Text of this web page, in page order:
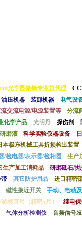
光学显微镜专业总代理
油压机器 装卸机器 电气设
交流电源/电源装置等 分流
化学产品 光明丹 探伤剂
磨液 科学实验仪器设备
本极东机械工具折损检出装置
/检电器/表示器/检相器 生产
生产加工消耗品 研磨砥石/
带 其它防护用品 进口精密
磁性接近开关 手动、电动
标直尺（精密π尺） 继电
气体分析检测仪 音频信号